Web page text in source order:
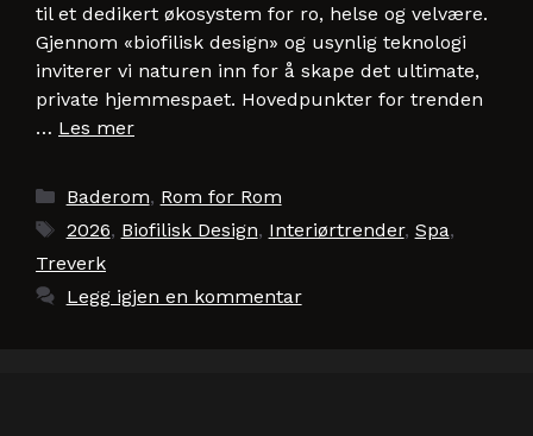
til et dedikert økosystem for ro, helse og velvære.
Gjennom «biofilisk design» og usynlig teknologi
inviterer vi naturen inn for å skape det ultimate,
private hjemmespaet. Hovedpunkter for trenden
… Les mer
Kategorier
Baderom, Rom for Rom
Stikkord
2026, Biofilisk Design, Interiørtrender, Spa,
Treverk
Legg igjen en kommentar